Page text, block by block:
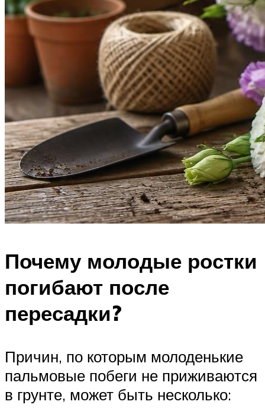
Почему молодые ростки
погибают после
пересадки?
Причин, по которым молоденькие
пальмовые побеги не приживаются
в грунте, может быть несколько: